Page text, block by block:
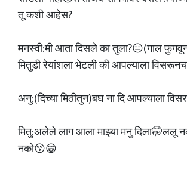
तू कशी आहेस?
मनस्वी:मी आता दिसले का तुला?😑(गाल
मितुडी रेयांशला भेटली की आपल्याला
अनु:(दिच्या मिठीतुन)बघ ना दि आपल्याला
मितु:अलेले लाग आला माझ्या मनु दिला🤭ललू
नको😚😁